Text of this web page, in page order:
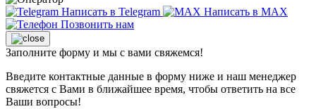
Написать в Telegram
Написать в MAX
Позвонить нам
Заполните форму и мы с вами свяжемся!
Введите контактные данные в форму ниже и наш менеджер
свяжется с Вами в ближайшее время, чтобы ответить на все
Ваши вопросы!